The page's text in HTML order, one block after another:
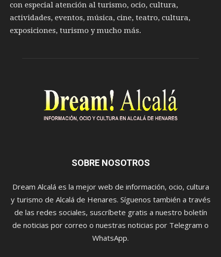
con especial atención al turismo, ocio, cultura,
actividades, eventos, música, cine, teatro, cultura,
exposiciones, turismo y mucho más.
SOBRE NOSOTROS
Dream Alcalá es la mejor web de información, ocio, cultura
y turismo de Alcalá de Henares. Síguenos también a través
de las redes sociales, suscríbete gratis a nuestro boletín
de noticias por correo o nuestras noticias por Telegram o
WhatsApp.